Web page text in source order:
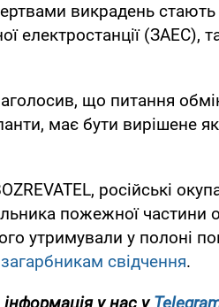
викрадень стають
електростанції (ЗАЕС),
що питання
має бути вирішене
російські
пожежної частини
утримували у полоні
свідчення.